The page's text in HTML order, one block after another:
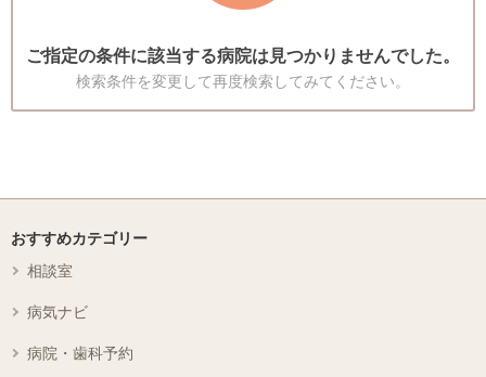
ご指定の条件に該当する病院は見つかりませんでした。
検索条件を変更して再度検索してみてください。
おすすめカテゴリー
相談室
病気ナビ
病院・歯科予約